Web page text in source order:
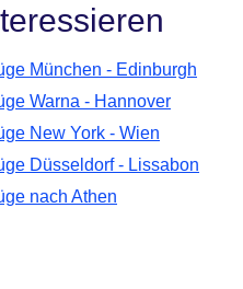
München - Edinburgh
Warna - Hannover
New York - Wien
Düsseldorf - Lissabon
nach Athen